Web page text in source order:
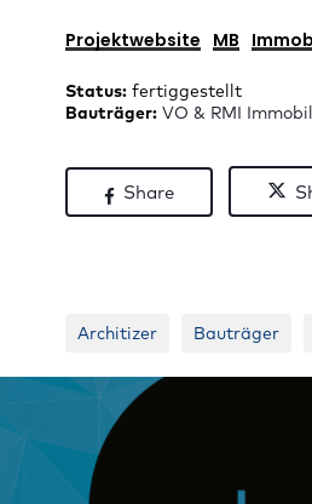
Projektwebsite MB
Status: fertiggestellt
Bauträger: VO & RMI
Share
Architizer Bauträger